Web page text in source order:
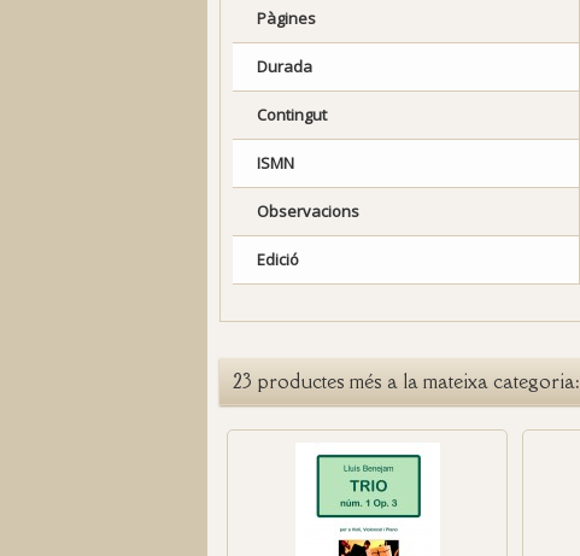
Pàgines
Durada
Contingut
ISMN
Observacions
Edició
23 productes més a la mateixa categoria: